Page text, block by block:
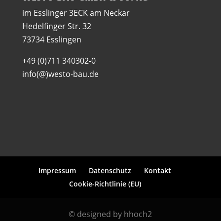
im Esslinger 3ECK am Neckar
Hedelfinger Str. 32
73734 Esslingen
+49 (0)711 340302-0
info(@)westo-bau.de
Impressum Datenschutz
Kontakt
Cookie-Richtlinie (EU)
© designed by hhoch2